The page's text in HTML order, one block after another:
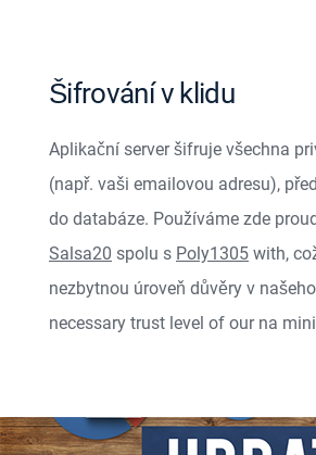
Šifrování v klidu
Aplikační server šifruje všechna
(např. vaši emailovou adresu),
do databáze. Používáme zde
Salsa20 spolu s Poly1305 with,
nezbytnou úroveň důvěry v našeho
necessary trust level of ourna